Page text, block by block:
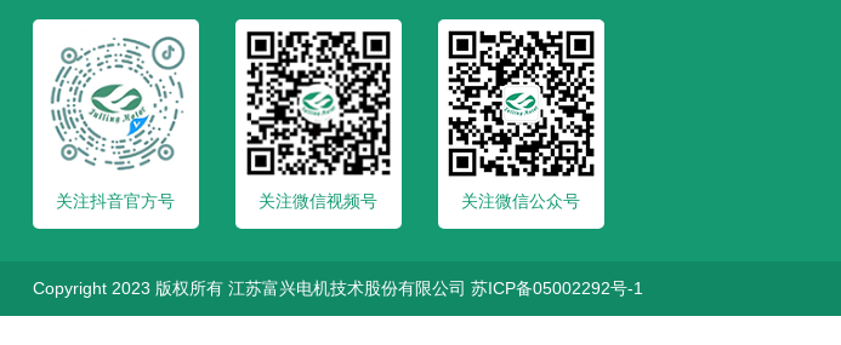
关注抖音官方号 关注微信视频号 关注微信公众号
Copyright 2023 版权所有 江苏富兴电机技术股份有限公司 苏ICP备05002292号-1